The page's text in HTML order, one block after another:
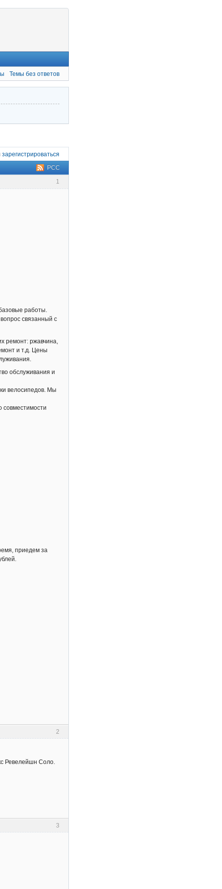
Темы без ответов
зарегистрироваться
РСС
1
работы.
связанный с
ремонт: ржавчина,
и т.д. Цены
обслуживания и
велосипедов. Мы
совместимости
приедем за
2
Ревелейшн Соло.
3